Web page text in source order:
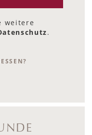
weitere
.